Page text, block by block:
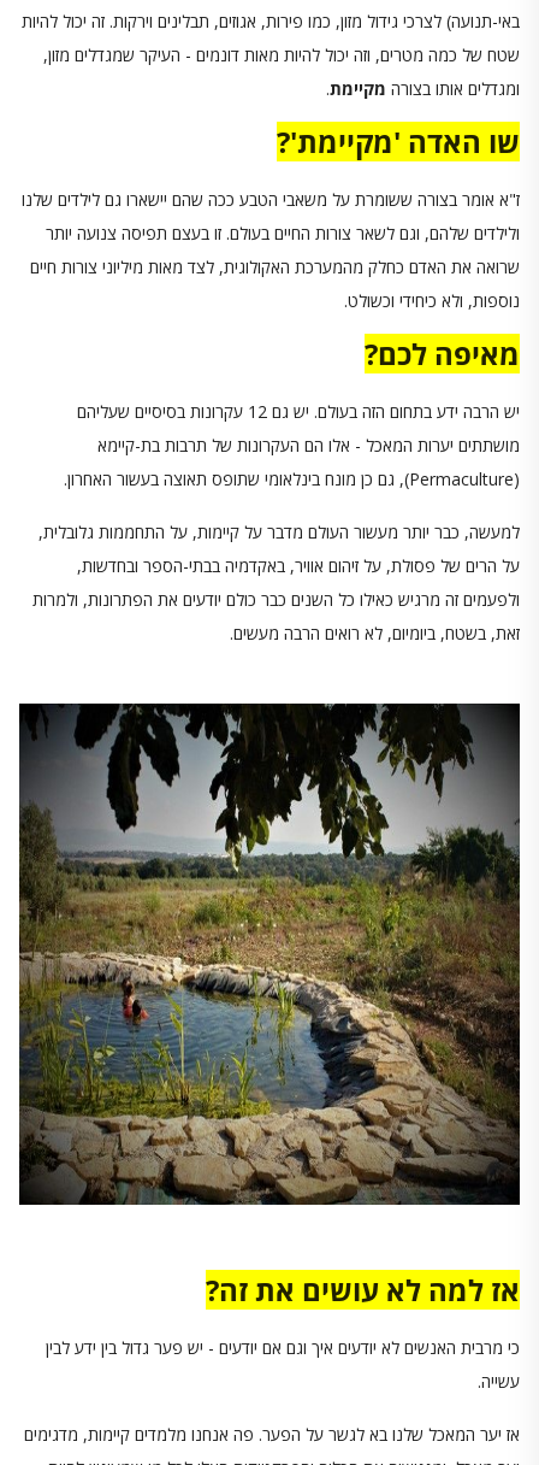
באי-תנועה) לצרכי גידול מזון, כמו פירות, אגוזים, תבלינים וירקות. זה יכול להיות
שטח של כמה מטרים, וזה יכול להיות מאות דונמים - העיקר שמגדלים מזון,
ומגדלים אותו בצורה מקיימת.
שו האדה 'מקיימת'?
ז"א אומר בצורה ששומרת על משאבי הטבע ככה שהם יישארו גם לילדים שלנו
ולילדים שלהם, וגם לשאר צורות החיים בעולם. זו בעצם תפיסה צנועה יותר
שרואה את האדם כחלק מהמערכת האקולוגית, לצד מאות מיליוני צורות חיים
נוספות, ולא כיחידי וכשולט.
מאיפה לכם?
יש הרבה ידע בתחום הזה בעולם. יש גם 12 עקרונות בסיסיים שעליהם
מושתתים יערות המאכל - אלו הם העקרונות של תרבות בת-קיימא
(Permaculture), גם כן מונח בינלאומי שתופס תאוצה בעשור האחרון.
למעשה, כבר יותר מעשור העולם מדבר על קיימות, על התחממות גלובלית,
על הרים של פסולת, על זיהום אוויר, באקדמיה בבתי-הספר ובחדשות,
ולפעמים זה מרגיש כאילו כל השנים כבר כולם יודעים את הפתרונות, ולמרות
זאת, בשטח, ביומיום, לא רואים הרבה מעשים.
אז למה לא עושים את זה?
כי מרבית האנשים לא יודעים איך וגם אם יודעים - יש פער גדול בין ידע לבין
עשייה.
אז יער המאכל שלנו בא לגשר על הפער. פה אנחנו מלמדים קיימות, מדגימים